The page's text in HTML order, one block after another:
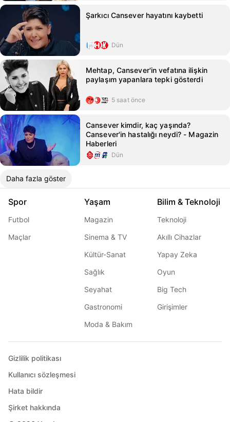
Şarkıcı Cansever hayatını kaybetti
Dün
Mehtap, Cansever'in vefatına ilişkin
paylaşım yapanlara tepki gösterdi
5 saat önce
Cansever kimdir, kaç yaşında?
Cansever'in hastalığı neydi? - Magazin
Haberleri
Dün
Daha fazla göster
Spor
Futbol
Maçlar
Yaşam
Magazin
Sinema & TV
Kültür-Sanat
Sağlık
Seyahat
Gastronomi
Moda & Bakım
Bilim & Teknoloji
Teknoloji
Akıllı Cihazlar
Yapay Zeka
Oyun
Big Tech
Girişimler
Gizlilik politikası
Kullanıcı sözleşmesi
Hata bildir
Şirket hakkında